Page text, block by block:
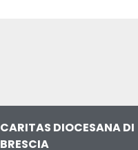
CARITAS DIOCESANA DI
BRESCIA